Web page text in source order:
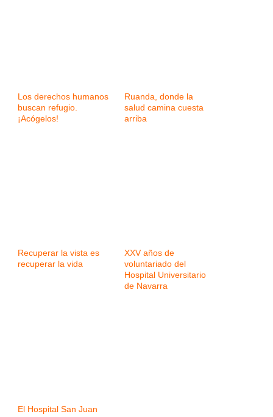
Los derechos humanos
buscan refugio.
¡Acógelos!
Ruanda, donde la
salud camina cuesta
arriba
Recuperar la vista es
recuperar la vida
XXV años de
voluntariado del
Hospital Universitario
de Navarra
El Hospital San Juan